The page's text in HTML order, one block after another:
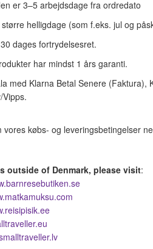
er 3–5 arbejdsdage fra ordredato
helligdage (som f.eks. jul og
dages fortrydelsesret.
har mindst 1 års garanti.
med Klarna Betal Senere
købs- og leveringsbetingelser
outside of Denmark, please visit: